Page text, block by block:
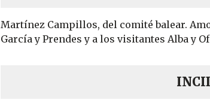
Martínez Campillos, del comité balear.
García y Prendes y a los visitantes Alba y